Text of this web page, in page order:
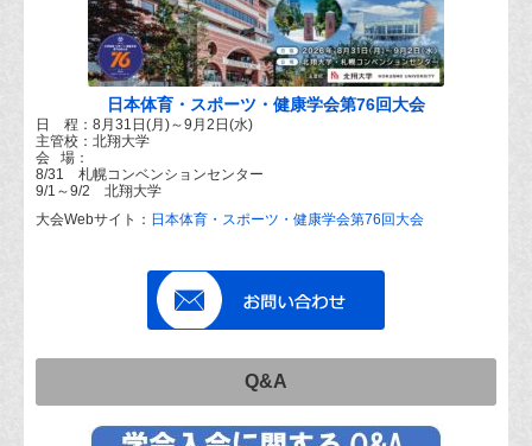
日本体育・スポーツ・健康学会第76回大会
日 程：8月31日(月)～9月2日(水)
主管校：北翔大学
会 場：
8/31 札幌コンベンションセンター
9/1～9/2 北翔大学
大会Webサイト： 日本体育・スポーツ・健康学会第76回大会
Q&A